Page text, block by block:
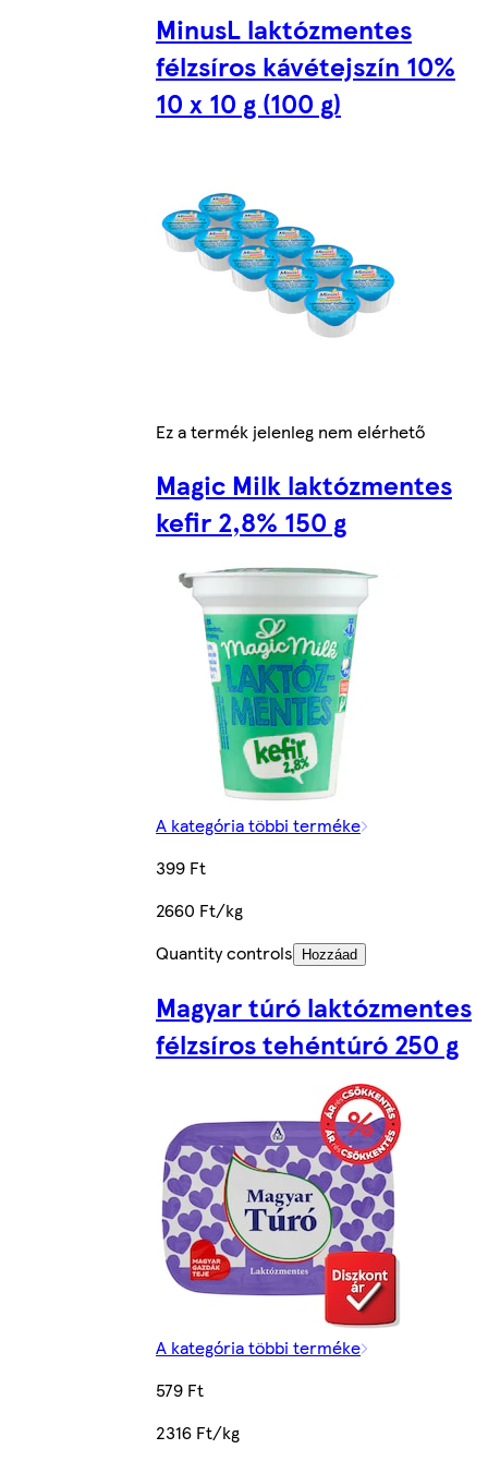
MinusL laktózmentes
félzsíros kávétejszín 10%
10 x 10 g (100 g)
Ez a termék jelenleg nem elérhető
Magic Milk laktózmentes
kefir 2,8% 150 g
A kategória többi terméke
399 Ft
2660 Ft/kg
Quantity controls
Hozzáad
Magyar túró laktózmentes
félzsíros tehéntúró 250 g
A kategória többi terméke
579 Ft
2316 Ft/kg